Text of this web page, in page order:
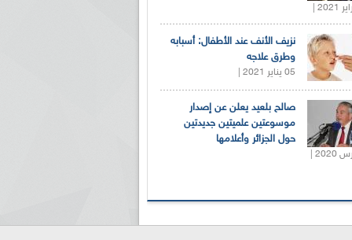
نزيف الأنف عند الأطفال: أسبابه
وطرق علاجه
05 يناير 2021 |
صالح بلعيد يعلن عن إصدار
موسوعتين علميتين جديدتين
حول الجزائر وأعلامها